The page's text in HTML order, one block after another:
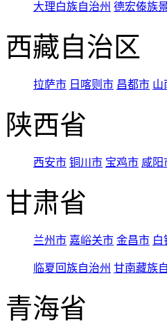
大理白族自治州 德宏傣族
西藏自治区
拉萨市 日喀则市 昌都市 山
陕西省
西安市 铜川市 宝鸡市 咸阳
甘肃省
兰州市 嘉峪关市 金昌市 白
临夏回族自治州 甘南藏族
青海省